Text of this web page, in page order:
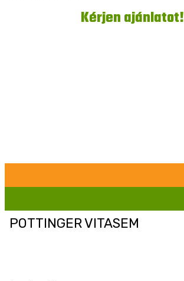
Kérjen ajánlatot!
POTTINGER VITASEM